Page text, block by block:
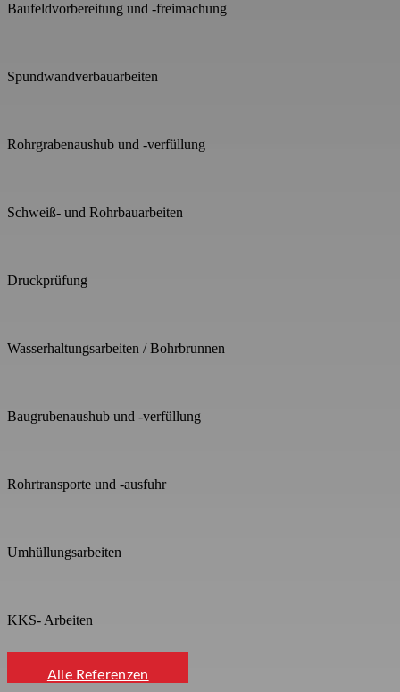
Baufeldvorbereitung und -freimachung
Spundwandverbauarbeiten
Rohrgrabenaushub und -verfüllung
Schweiß- und Rohrbauarbeiten
Druckprüfung
Wasserhaltungsarbeiten / Bohrbrunnen
Baugrubenaushub und -verfüllung
Rohrtransporte und -ausfuhr
Umhüllungsarbeiten
KKS- Arbeiten
Alle Referenzen